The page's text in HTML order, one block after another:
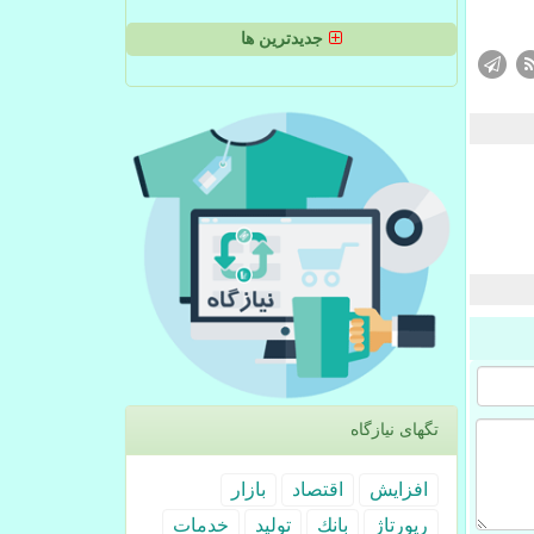
جدیدترین ها
تگهای نیازگاه
افزایش اقتصاد
بازار
رپورتاژ
بانك تولید خدمات